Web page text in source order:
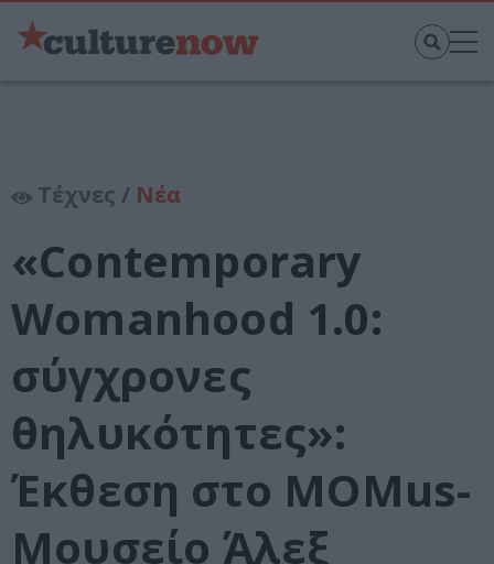
Τέχνες / Νέα
«Contemporary
Womanhood 1.0:
σύγχρονες
θηλυκότητες»:
Έκθεση στο MOMus-
Μουσείο Άλεξ